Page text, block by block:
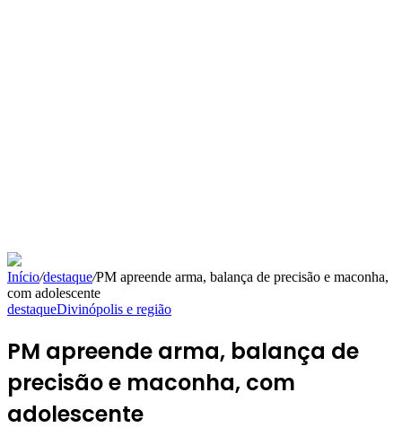
Início/destaque/PM apreende arma, balança de precisão e maconha,
com adolescente
destaqueDivinópolis e região
PM apreende arma, balança de
precisão e maconha, com
adolescente